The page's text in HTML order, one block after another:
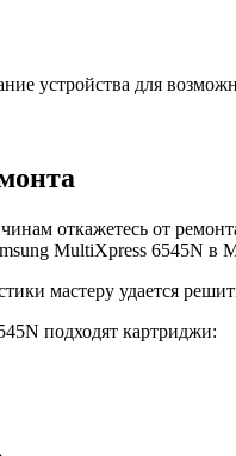
устройства для
откажетесь от
MultiXpress 6545N в
мастеру удается
подходят картриджи: